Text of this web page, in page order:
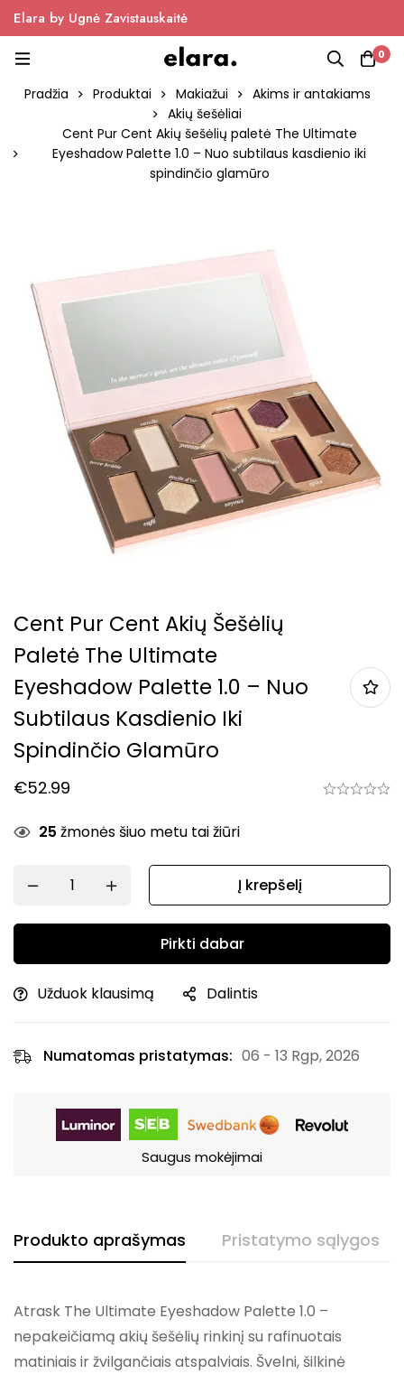
Elara by Ugnė Zavistauskaitė
0
Pradžia Produktai Makiažui
Akims ir antakiams
Akių šešėliai
Cent Pur Cent Akių šešėlių paletė The Ultimate
Eyeshadow Palette 1.0 – Nuo subtilaus kasdienio iki
spindinčio glamūro
Cent Pur Cent Akių Šešėlių
Paletė The Ultimate
Eyeshadow Palette 1.0 – Nuo
Subtilaus Kasdienio Iki
Spindinčio Glamūro
€52.99
25 žmonės šiuo metu tai žiūri
Į krepšelį
Pirkti dabar
Užduok klausimą Dalintis
Numatomas pristatymas: 06 - 13 Rgp, 2026
Saugus mokėjimai
Produkto aprašymas Pristatymo sąlygos
Atrask The Ultimate Eyeshadow Palette 1.0 –
nepakeičiamą akių šešėlių rinkinį su rafinuotais
matiniais ir žvilgančiais atspalviais. Švelni, šilkinė